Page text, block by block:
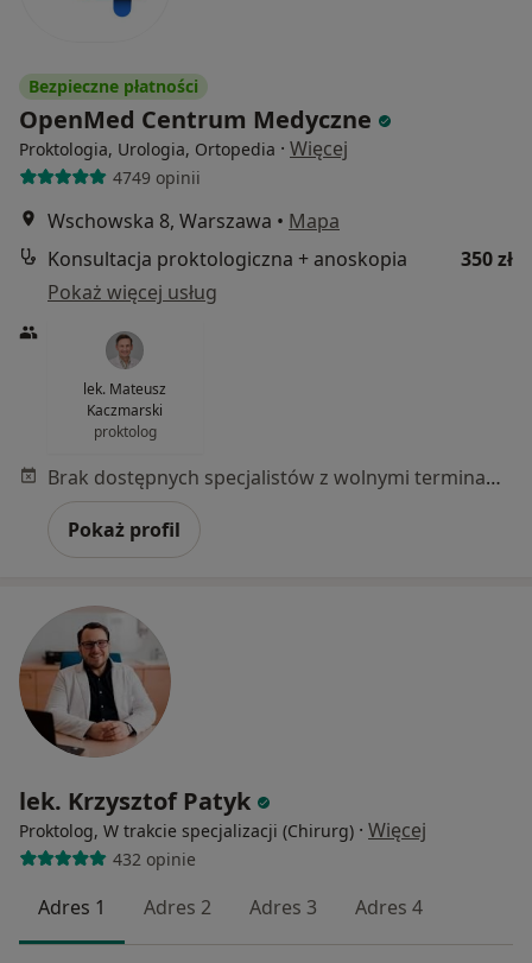
Bezpieczne płatności
OpenMed Centrum Medyczne
Proktologia, Urologia, Ortopedia · Więcej
4749 opinii
Wschowska 8, Warszawa • Mapa
Konsultacja proktologiczna + anoskopia
350 zł
Pokaż więcej usług
lek. Mateusz
Kaczmarski
proktolog
Brak dostępnych specjalistów z wolnymi terminami w tym centrum medycznym.
Pokaż profil
lek. Krzysztof Patyk
Proktolog, W trakcie specjalizacji (Chirurg) · Więcej
432 opinie
Adres 1 Adres 2 Adres 3 Adres 4